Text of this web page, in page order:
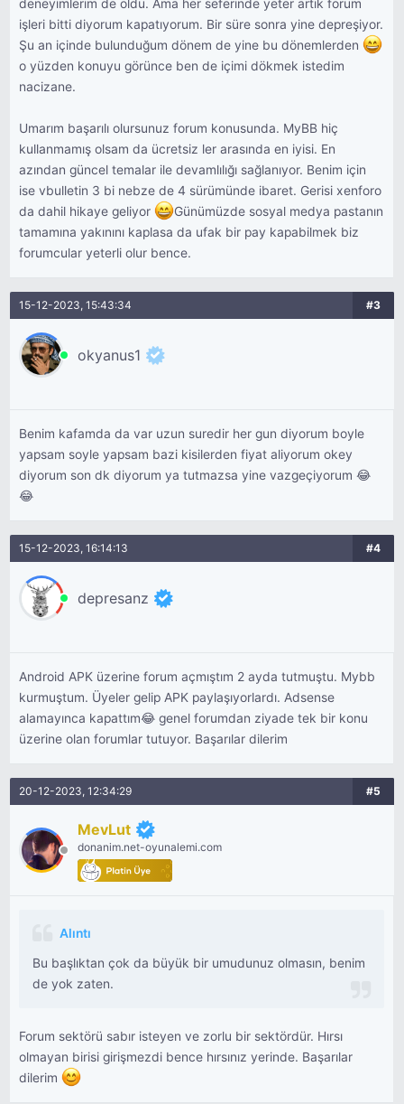
deneyimlerim de oldu. Ama her seferinde yeter artık forum
işleri bitti diyorum kapatıyorum. Bir süre sonra yine depreşiyor.
Şu an içinde bulunduğum dönem de yine bu dönemlerden
o yüzden konuyu görünce ben de içimi dökmek istedim
nacizane.
Umarım başarılı olursunuz forum konusunda. MyBB hiç
kullanmamış olsam da ücretsiz ler arasında en iyisi. En
azından güncel temalar ile devamlılığı sağlanıyor. Benim için
ise vbulletin 3 bi nebze de 4 sürümünde ibaret. Gerisi xenforo
da dahil hikaye geliyor
Günümüzde sosyal medya pastanın
tamamına yakınını kaplasa da ufak bir pay kapabilmek biz
forumcular yeterli olur bence.
15-12-2023, 15:43:34 #3
okyanus1
Benim kafamda da var uzun suredir her gun diyorum boyle
yapsam soyle yapsam bazi kisilerden fiyat aliyorum okey
diyorum son dk diyorum ya tutmazsa yine vazgeçiyorum 😂
😂
15-12-2023, 16:14:13 #4
depresanz
Android APK üzerine forum açmıştım 2 ayda tutmuştu. Mybb
kurmuştum. Üyeler gelip APK paylaşıyorlardı. Adsense
alamayınca kapattım😂 genel forumdan ziyade tek bir konu
üzerine olan forumlar tutuyor. Başarılar dilerim
20-12-2023, 12:34:29 #5
MevLut
donanim.net-oyunalemi.com
Alıntı
Bu başlıktan çok da büyük bir umudunuz olmasın, benim
de yok zaten.
Forum sektörü sabır isteyen ve zorlu bir sektördür. Hırsı
olmayan birisi girişmezdi bence hırsınız yerinde. Başarılar
dilerim